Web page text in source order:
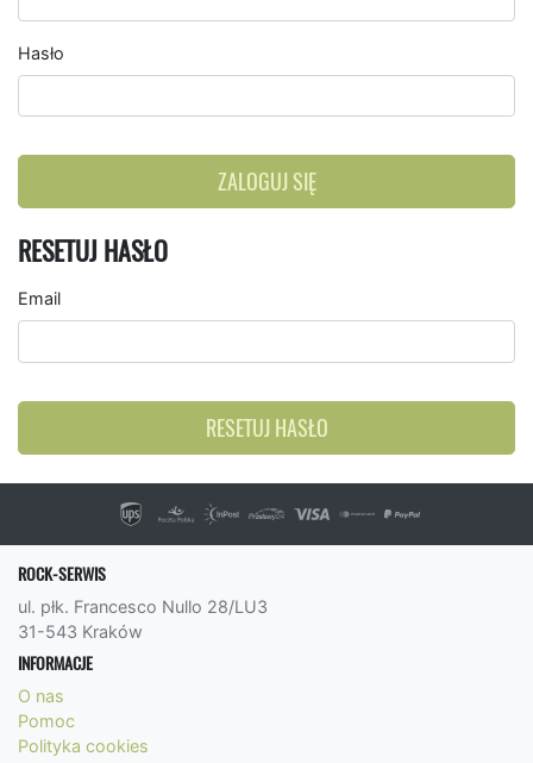
Hasło
ZALOGUJ SIĘ
RESETUJ HASŁO
Email
RESETUJ HASŁO
ROCK-SERWIS
ul. płk. Francesco Nullo 28/LU3
31-543 Kraków
INFORMACJE
O nas
Pomoc
Polityka cookies